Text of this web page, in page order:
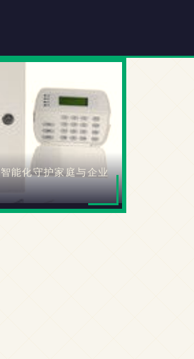
能化守护家庭与企业